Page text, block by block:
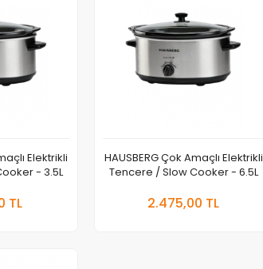
Elektrikli
- 3.5L
TL
HAUSBERG Çok Amaçlı Elektrikli
Tencere / Slow Cooker - 6.5L
2.475,00 TL